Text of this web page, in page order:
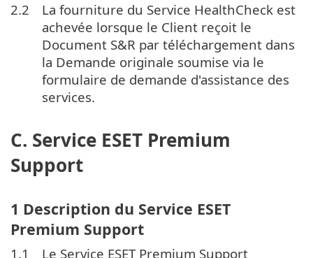
2.2
La fourniture du Service HealthCheck est
achevée lorsque le Client reçoit le
Document S&R par téléchargement dans
la Demande originale soumise via le
formulaire de demande d'assistance des
services.
C. Service ESET Premium
Support
1 Description du Service ESET
Premium Support
1.1
Le Service ESET Premium Support